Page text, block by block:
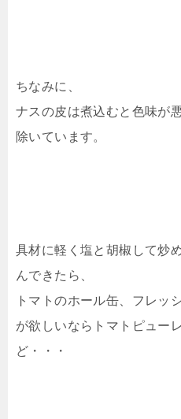
ちなみに、
ナスの皮は煮込むと色味が
除いています。
具材に軽く塩と胡椒して炒
んできたら、
トマトのホール缶、フレッ
が欲しいならトマトピュー
ど・・・